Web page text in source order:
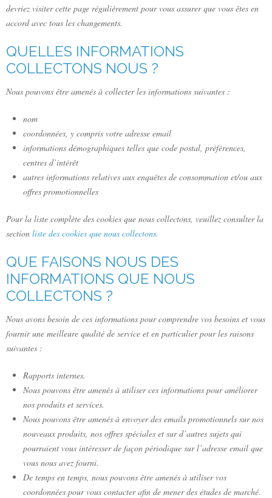
devriez visiter cette page régulièrement pour vous assurer que vous êtes en
accord avec tous les changements.
QUELLES INFORMATIONS
COLLECTONS NOUS ?
Nous pouvons être amenés à collecter les informations suivantes :
nom
coordonnées, y compris votre adresse email
informations démographiques telles que code postal, préférences,
centres d’intérêt
autres informations relatives aux enquêtes de consommation et/ou aux
offres promotionnelles
Pour la liste complète des cookies que nous collectons, veuillez consulter la
section liste des cookies que nous collectons.
QUE FAISONS NOUS DES
INFORMATIONS QUE NOUS
COLLECTONS ?
Nous avons besoin de ces informations pour comprendre vos besoins et vous
fournir une meilleure qualité de service et en particulier pour les raisons
suivantes :
Rapports internes.
Nous pouvons être amenés à utiliser ces informations pour améliorer
nos produits et services.
Nous pouvons être amenés à envoyer des emails promotionnels sur nos
nouveaux produits, nos offres spéciales et sur d’autres sujets qui
pourraient vous intéresser de façon périodique sur l’adresse email que
vous nous avez fourni.
De temps en temps, nous pouvons être amenés à utiliser vos
coordonnées pour vous contacter afin de mener des études de marché.